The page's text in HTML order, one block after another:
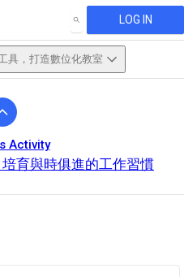
SEARCH LOG IN
具，打造數位化教室
Activity
育與時俱進的工作習慣